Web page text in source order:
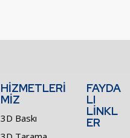
HİZMETLERİ
MİZ
3D Baskı
FAYDA
LI
LİNKL
ER